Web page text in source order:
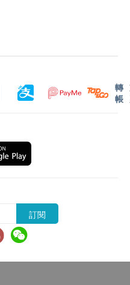
景灣、大嶼山及東涌等
加費。
內營康薈會聯絡安排發
效時，送貨服務時間將
初三均會休息(
何訂單上的貨品，健康
絕接受該訂單，並且會
知顧客再作安排。
(包括但不限於由於天
轉
帳
訂閱